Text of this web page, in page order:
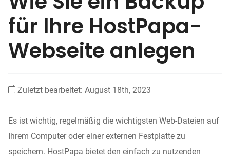
für Ihre HostPapa-
Webseite anlegen
Zuletzt bearbeitet: August 18th, 2023
Es ist wichtig, regelmäßig die wichtigsten Web-Dateien auf
Ihrem Computer oder einer externen Festplatte zu
speichern. HostPapa bietet den einfach zu nutzenden